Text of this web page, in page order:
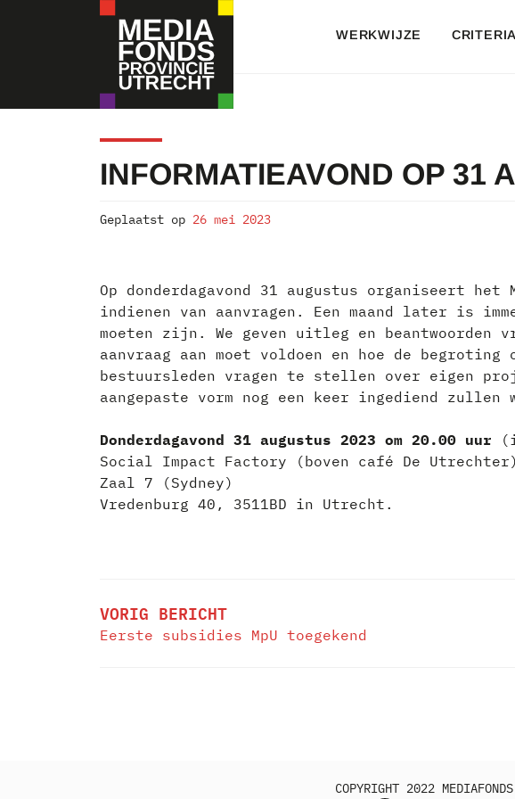
MEDIAFONDS
PROVINCIE
UTRECHT
WERKWIJZE CRITERIA
INFORMATIEAVOND OP 31
Geplaatst op 26 mei 2023
Op donderdagavond 31 augustus organiseert
indienen van aanvragen. Een maand later is
moeten zijn. We geven uitleg en
aanvraag aan moet voldoen en hoe de
bestuursleden vragen te stellen over eigen
aangepaste vorm nog een keer ingediend zullen
Donderdagavond 31 augustus 2023 om 20.00 uur
Social Impact Factory (boven café De Utrechter)
Zaal 7 (Sydney)
Vredenburg 40, 3511BD in Utrecht.
VORIG BERICHT
Eerste subsidies MpU toegekend
COPYRIGHT 2022